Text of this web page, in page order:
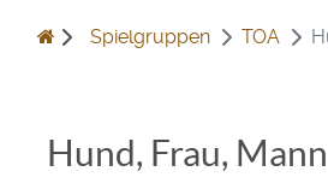
Spielgruppen TOA
Hund, Frau, Mann